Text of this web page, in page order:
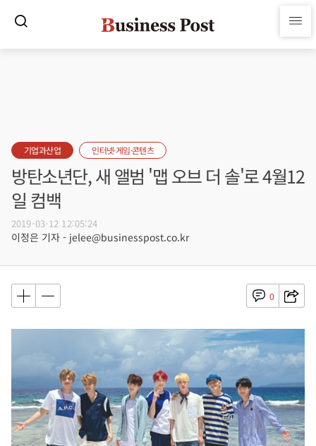
기업과산업 인터넷·게임·콘텐츠
방탄소년단, 새 앨범 '맵 오브 더 솔'로 4월12
일 컴백
2019-03-12 12:05:24
이정은 기자 - jelee@businesspost.co.kr
0